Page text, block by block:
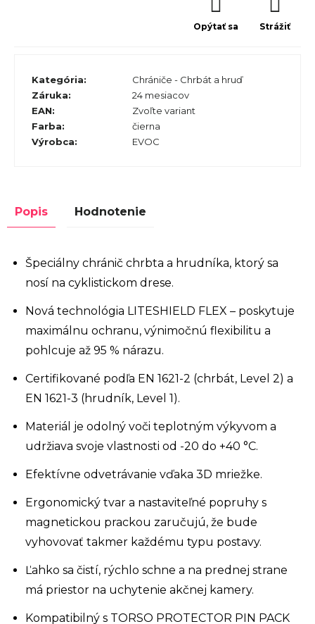
Kategória:
Chrániče - Chrbát a hruď
Záruka:
24 mesiacov
EAN:
Zvoľte variant
Farba:
čierna
Výrobca: EVOC
Opýtať sa Strážiť
Popis Hodnotenie
Špeciálny chránič chrbta a hrudníka, ktorý sa
nosí na cyklistickom drese.
Nová technológia LITESHIELD FLEX – poskytuje
maximálnu ochranu, výnimočnú flexibilitu a
pohlcuje až 95 % nárazu.
Certifikované podľa EN 1621-2 (chrbát, Level 2) a
EN 1621-3 (hrudník, Level 1).
Materiál je odolný voči teplotným výkyvom a
udržiava svoje vlastnosti od -20 do +40 °C.
Efektívne odvetrávanie vďaka 3D mriežke.
Ergonomický tvar a nastaviteľné popruhy s
magnetickou prackou zaručujú, že bude
vyhovovať takmer každému typu postavy.
Ľahko sa čistí, rýchlo schne a na prednej strane
má priestor na uchytenie akčnej kamery.
Kompatibilný s TORSO PROTECTOR PIN PACK